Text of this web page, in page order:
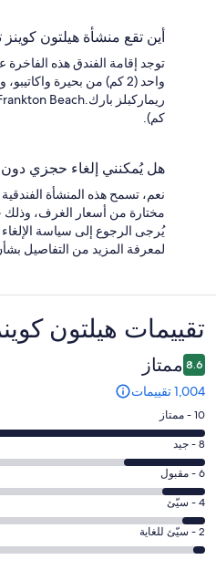
أين تقع منشأة هيلتون كوينز
توجد إقامة الفندق هذه الفاخرة
كم).
هل يُمكنني إلغاء حجزي دون
نعم، تسمح هذه المنشأة
مختارة من أسعار الغرف، وذلك
يُرجى الرجوع إلى سياسة الإلغاء
لمعرفة المزيد من التفاصيل
التقييمات
تقييمات ⁦هيلتون كوينز تاون⁩
8.6 ممتاز
1,004 تقييمات
درجة
التصنيف
10
-
ممتاز.
604
من
أصل
10 - ممتاز
درجة
التصنيف
8
-
جيد.
207
8 - جيد
درجة
التصنيف
6
-
مقبول.
6 - مقبول
درجة
التصنيف
4
4 - سيّئ
درجة
التصنيف
2 - سيّئ للغاية